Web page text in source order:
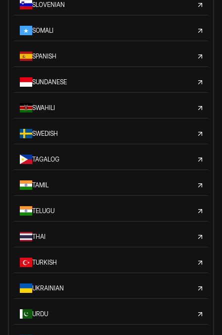
SLOVENIAN
SOMALI
SPANISH
SUNDANESE
SWAHILI
SWEDISH
TAGALOG
TAMIL
TELUGU
THAI
TURKISH
UKRAINIAN
URDU